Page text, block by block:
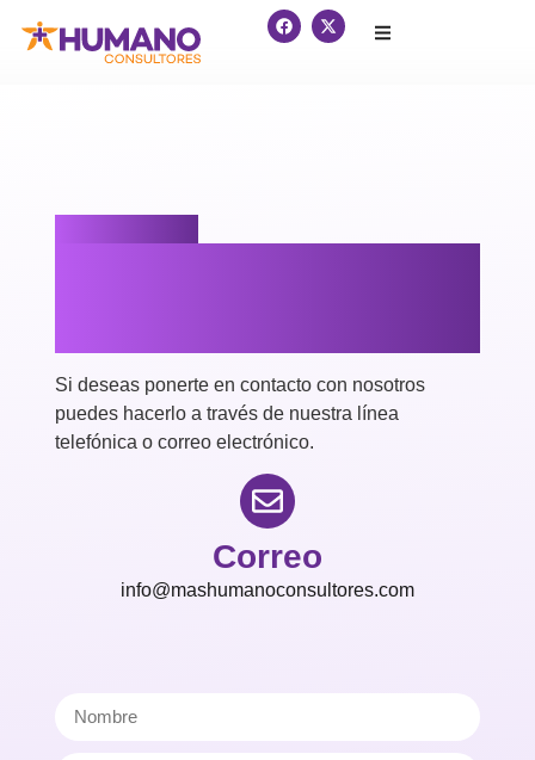
Si deseas ponerte en contacto con nosotros
puedes hacerlo a través de nuestra línea
telefónica o correo electrónico.
Correo
info@mashumanoconsultores.com